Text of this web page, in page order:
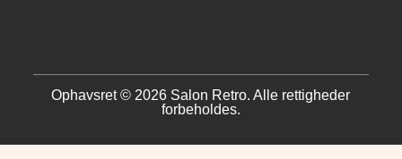
Ophavsret © 2026 Salon Retro. Alle rettigheder
forbeholdes.